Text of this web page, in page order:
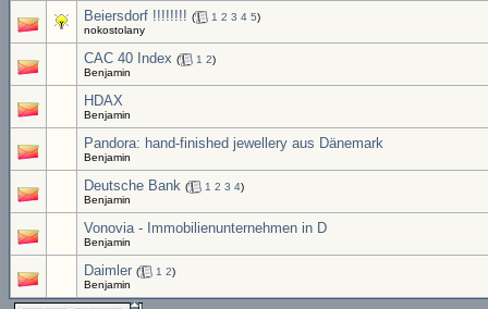
Beiersdorf !!!!!!!! ( 1 2 3 4 5)
nokostolany
CAC 40 Index ( 1 2)
Benjamin
HDAX
Benjamin
Pandora: hand-finished jewellery aus Dänemark
Benjamin
Deutsche Bank ( 1 2 3 4)
Benjamin
Vonovia - Immobilienunternehmen in D
Benjamin
Daimler ( 1 2)
Benjamin